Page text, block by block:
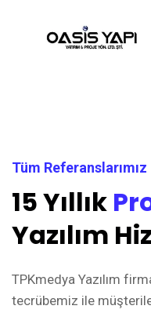
Tüm Referanslarımız
15 Yıllık
Yazılım
TPKmedya Yazılım
tecrübemiz ile